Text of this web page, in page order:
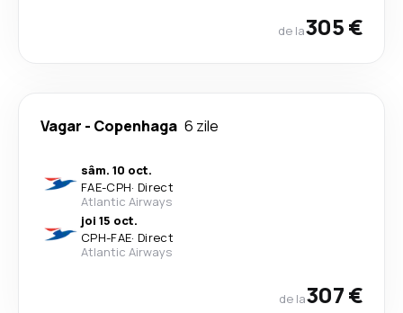
de la305 €
Vagar - Copenhaga 6 zile
sâm. 10 oct.
FAE-CPH· Direct
Atlantic Airways
joi 15 oct.
CPH-FAE· Direct
Atlantic Airways
de la307 €